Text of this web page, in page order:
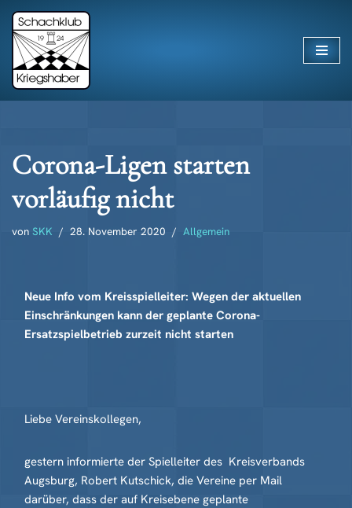
Zum
Inhalt
springen
Corona-Ligen starten
vorläufig nicht
von SKK 28. November 2020 Allgemein
Neue Info vom Kreisspielleiter: Wegen der aktuellen
Einschränkungen kann der geplante Corona-
Ersatzspielbetrieb zurzeit nicht starten
Liebe Vereinskollegen,
gestern informierte der Spielleiter des Kreisverbands
Augsburg, Robert Kutschick, die Vereine per Mail
darüber, dass der auf Kreisebene geplante